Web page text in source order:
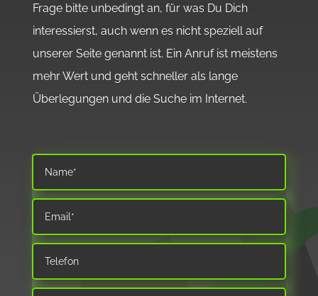
Frage bitte unbedingt an, für was Du Dich
interessierst, auch wenn es nicht speziell auf
unserer Seite genannt ist. Ein Anruf ist meistens
mehr Wert und geht schneller als lange
Überlegungen und die Suche im Internet.